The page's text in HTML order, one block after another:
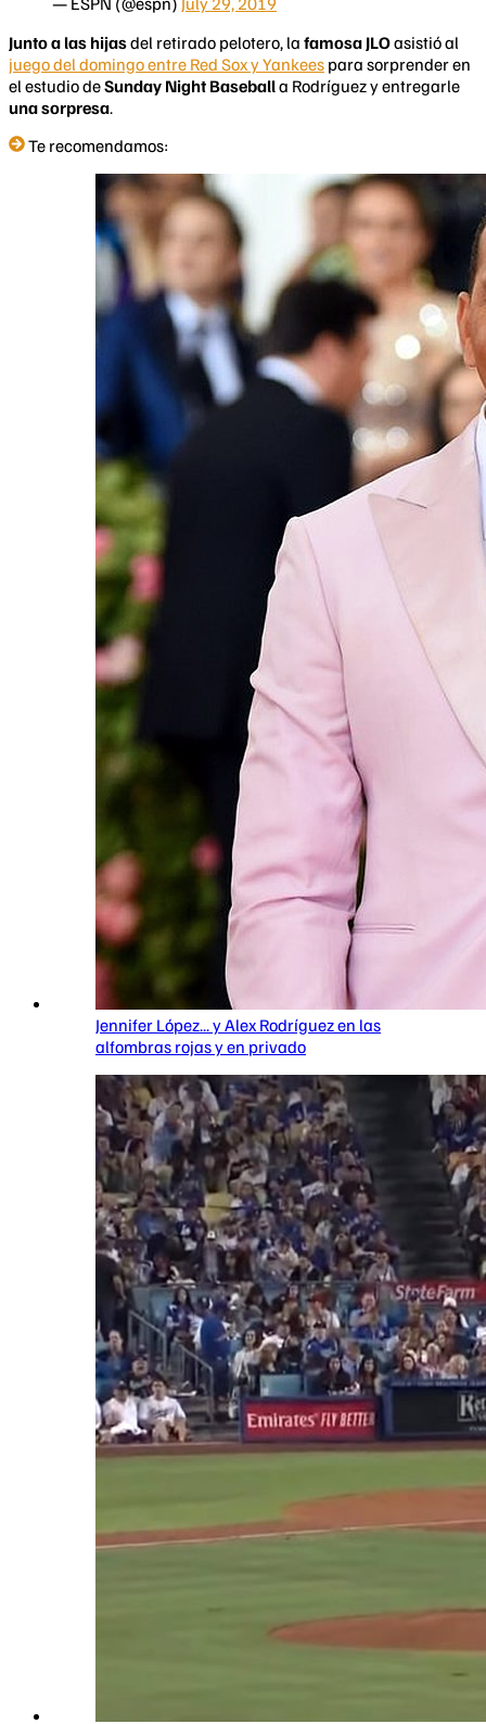
Junto a las hijasdel retirado pelotero, la famosa JLOasistió al
juego del domingo entre Red Sox y Yankees para sorprender en
el estudio deSunday Night Baseballa Rodríguez y entregarle
una sorpresa.
Te recomendamos:
Jennifer López... y Alex Rodríguez en las
alfombras rojas y en privado